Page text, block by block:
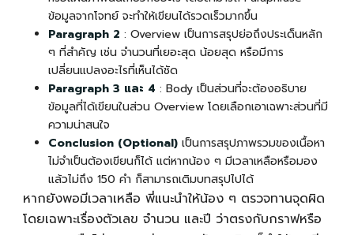
ข้อมูลจากโจทย์ จะทำให้เขียนได้รวดเร็วมากขึ้น
Paragraph 2 : Overview เป็นการสรุปย่อถึงประเด็นหลัก
ๆ ที่สำคัญ เช่น จำนวนที่เยอะสุด น้อยสุด หรือมีการ
เปลี่ยนแปลงอะไรที่เห็นได้ชัด
Paragraph 3 และ 4 : Body เป็นส่วนที่จะต้องอธิบาย
ข้อมูลที่ได้เขียนในส่วน Overview โดยเลือกเอาเฉพาะส่วนที่มี
ความน่าสนใจ
Conclusion (Optional)เป็นการสรุปภาพรวมของเนื้อหา
ไม่จำเป็นต้องเขียนก็ได้ แต่หากน้อง ๆ มีเวลาเหลือหรือมอง
แล้วไม่ถึง 150 คำ ก็สามารถเติมบทสรุปไปได้
หากยังพอมีเวลาเหลือ พี่แนะนำให้น้อง ๆ ตรวจทานจุดผิด
โดยเฉพาะเรื่องตัวเลข จำนวน และปี ว่าตรงกับกราฟหรือ